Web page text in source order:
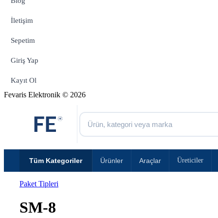
İletişim
Sepetim
Giriş Yap
Kayıt Ol
Fevaris Elektronik © 2026
Tüm Kategoriler Ürünler Araçlar Üreticiler
Paket Tipleri
SM-8